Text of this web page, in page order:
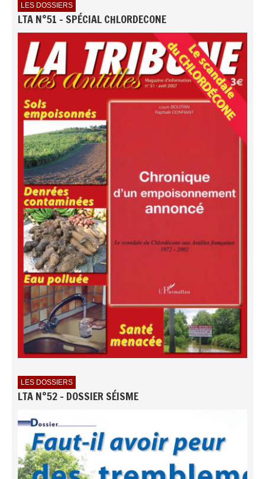
LES DOSSIERS
LTA N°51 - SPÉCIAL CHLORDECONE
LES DOSSIERS
LTA N°52 - DOSSIER SÉISME